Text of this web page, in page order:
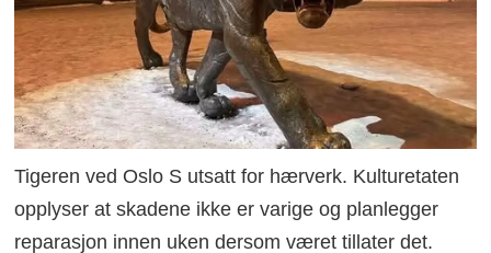
Tigeren ved Oslo S utsatt for hærverk. Kulturetaten
opplyser at skadene ikke er varige og planlegger
reparasjon innen uken dersom været tillater det.